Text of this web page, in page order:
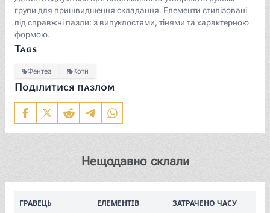
групи для пришвидшення складання. Елементи стилізовані
під справжні пазли: з випуклостями, тінями та характерною
формою.
Tags
Фентезі Коти
Поділитися пазлом
Нещодавно склали
ГРАВЕЦЬ ЕЛЕМЕНТІВ ЗАТРАЧЕНО ЧАСУ